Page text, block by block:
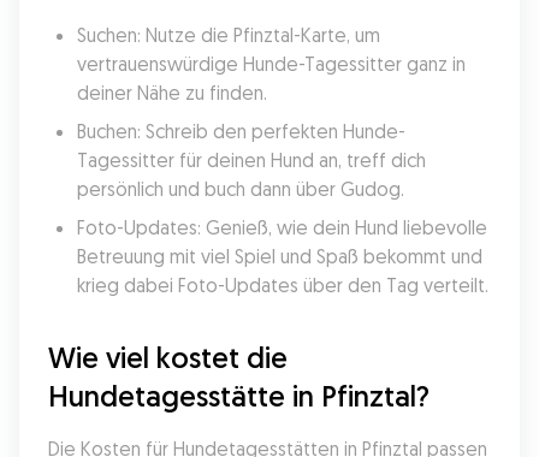
Suchen: Nutze die Pfinztal-Karte, um
vertrauenswürdige Hunde-Tagessitter ganz in
deiner Nähe zu finden.
Buchen: Schreib den perfekten Hunde-
Tagessitter für deinen Hund an, treff dich
persönlich und buch dann über Gudog.
Foto-Updates: Genieß, wie dein Hund liebevolle
Betreuung mit viel Spiel und Spaß bekommt und
krieg dabei Foto-Updates über den Tag verteilt.
Wie viel kostet die
Hundetagesstätte in Pfinztal?
Die Kosten für Hundetagesstätten in Pfinztal passen